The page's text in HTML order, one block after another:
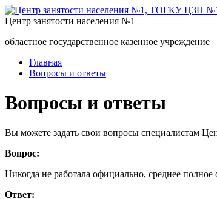
Центр занятости населения №1
областное государственное казенное учреждение
Главная
Вопросы и ответы
Вопросы и ответы
Вы можете задать свои вопросы специалистам
Вопрос:
Никогда не работала официально, среднее
Ответ: